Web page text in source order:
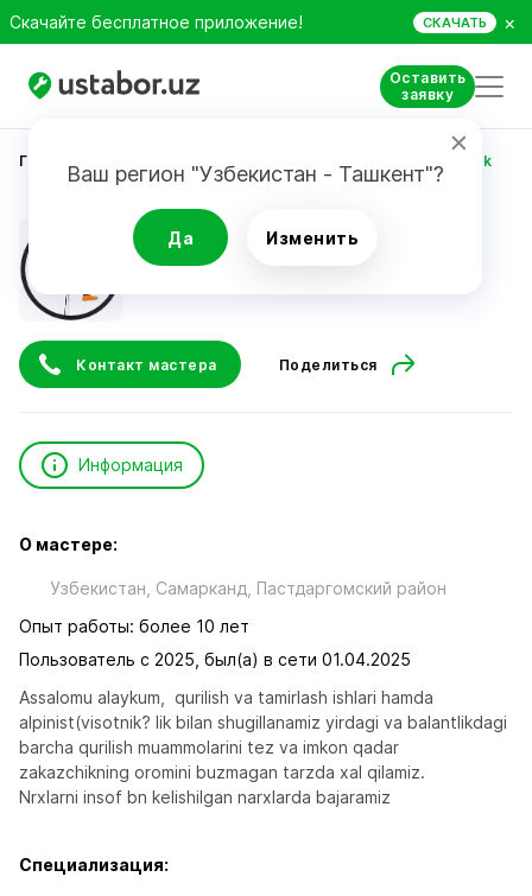
Скачайте бесплатное приложение! СКАЧАТЬ ×
Оставить
заявку
Ваш регион "Узбекистан - Ташкент"?
Да Изменить
Главная Gafforov Otabek
Gafforov Otabek
Контакт мастера Поделиться
Информация
О мастере:
Узбекистан, Самарканд, Пастдаргомский район
Опыт работы: более 10 лет
Пользователь с 2025, был(а) в сети 01.04.2025
Assalomu alaykum,  qurilish va tamirlash ishlari hamda
alpinist(visotnik? lik bilan shugillanamiz yirdagi va balantlikdagi
barcha qurilish muammolarini tez va imkon qadar
zakazchikning oromini buzmagan tarzda xal qilamiz.
Nrxlarni insof bn kelishilgan narxlarda bajaramiz
Специализация: